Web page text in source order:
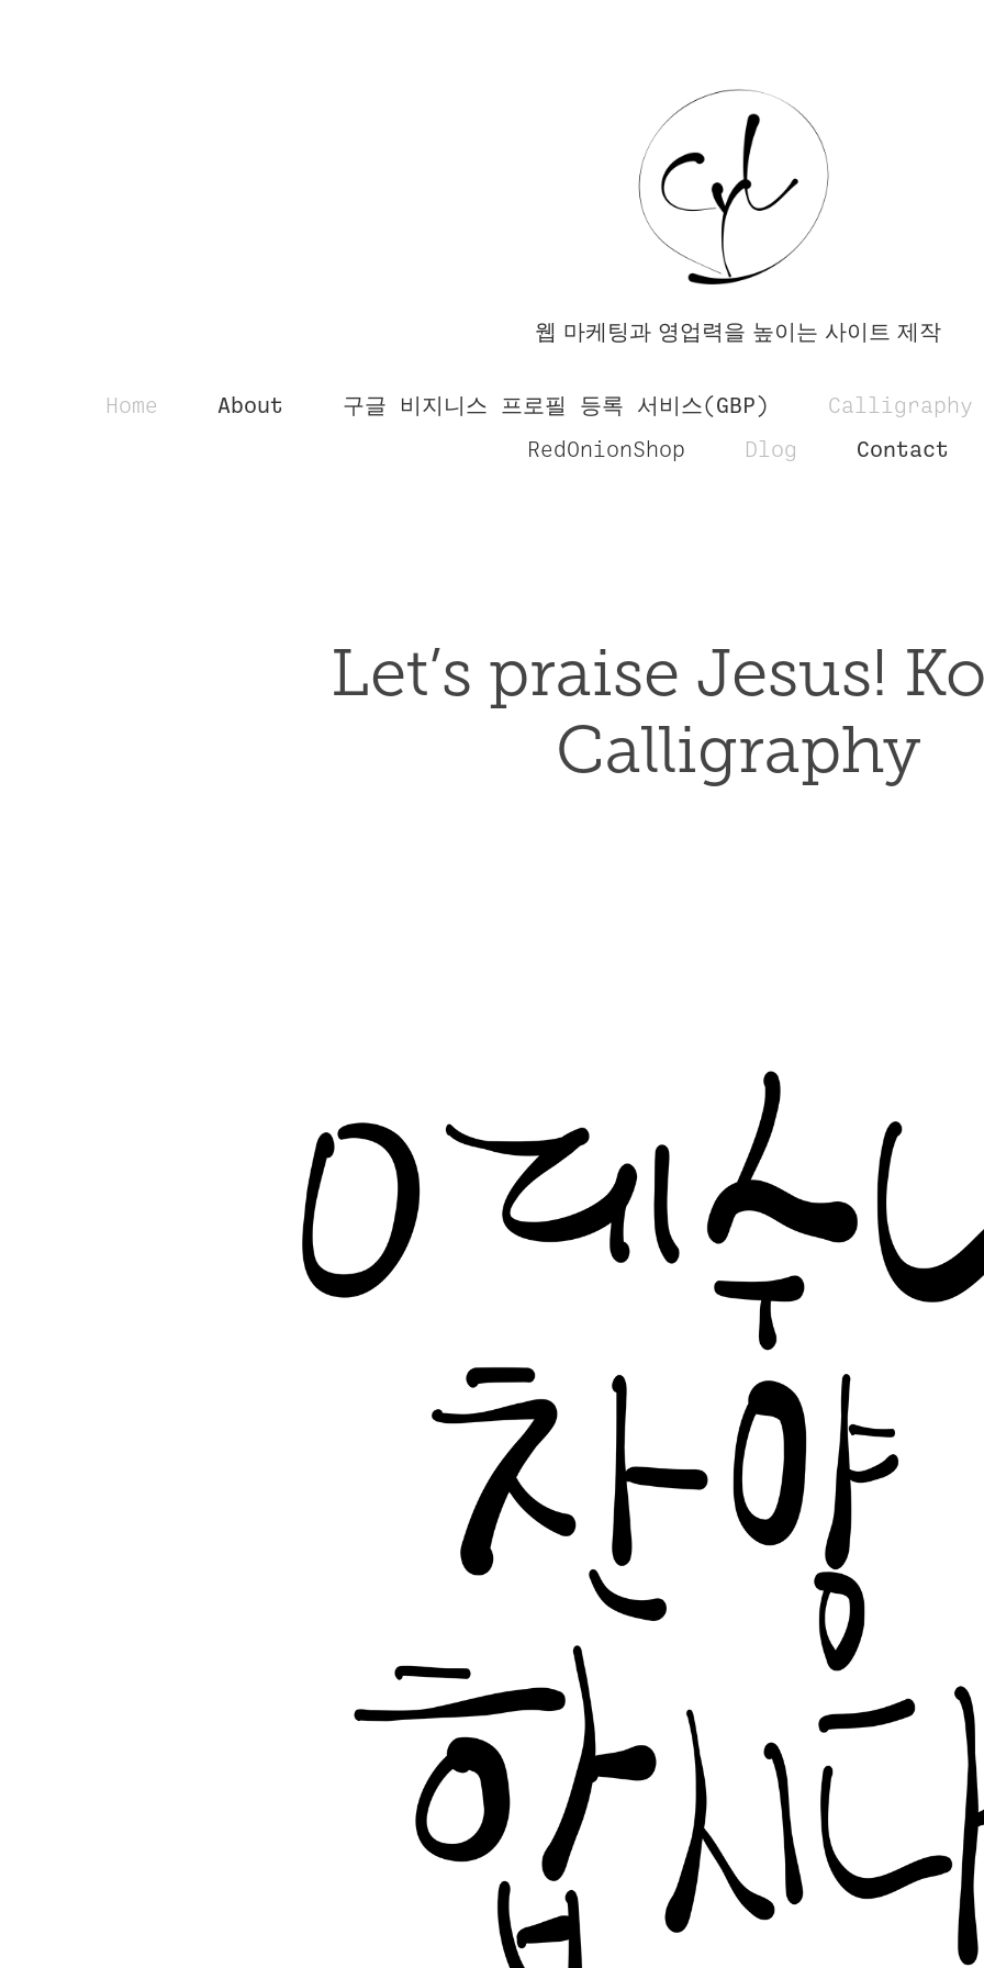
웹 마케팅과 영업력을 높이는 사이트 제작
Home About 구글 비지니스 프로필 등록 서비스(GBP)
Calligraphy
RedOnionShop
Dlog Contact
Let’s praise Jesus!
Calligraphy